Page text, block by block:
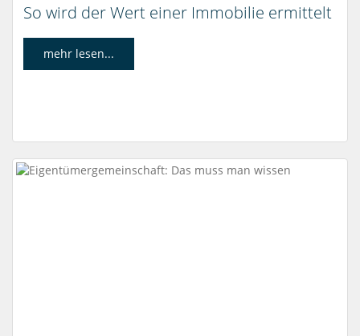
So wird der Wert einer Immobilie ermittelt
mehr lesen...